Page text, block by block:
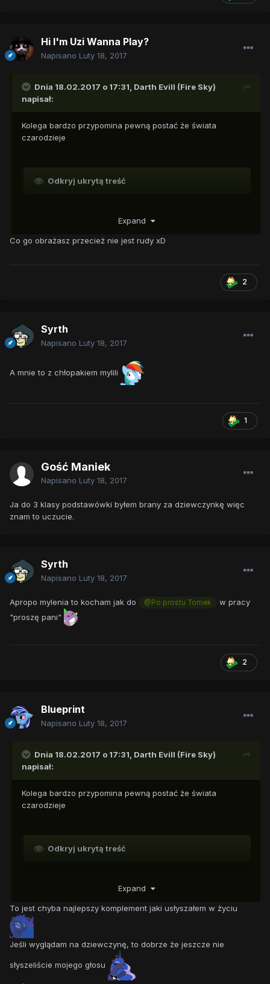
Hi I'm Uzi Wanna Play?
Napisano Luty 18, 2017
Dnia 18.02.2017 o 17:31, Darth Evill (Fire Sky)
napisał:
Kolega bardzo przypomina pewną postać że świata
czarodzieje
Odkryj ukrytą treść
Expand
Co go obrażasz przecież nie jest rudy xD
2
Syrth
Napisano Luty 18, 2017
A mnie to z chłopakiem mylili
1
Gość Maniek
Napisano Luty 18, 2017
Ja do 3 klasy podstawówki byłem brany za dziewczynkę więc
znam to uczucie.
Syrth
Napisano Luty 18, 2017
Apropo mylenia to kocham jak do @Po prostu Tomek
w pracy
"proszę pani"
2
Blueprint
Napisano Luty 18, 2017
Dnia 18.02.2017 o 17:31, Darth Evill (Fire Sky)
napisał:
Kolega bardzo przypomina pewną postać że świata
czarodzieje
Odkryj ukrytą treść
Expand
To jest chyba najlepszy komplement jaki usłyszałem w życiu
Jeśli wyglądam na dziewczynę, to dobrze że jeszcze nie
słyszeliście mojego głosu